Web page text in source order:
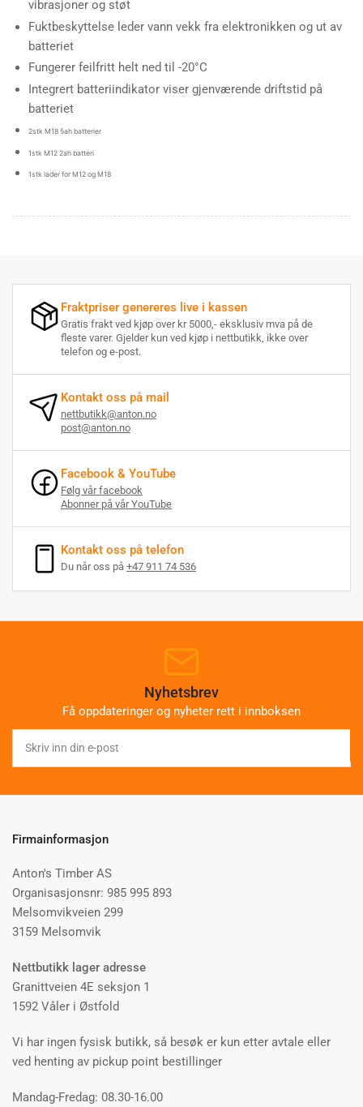
vibrasjoner og støt
Fuktbeskyttelse leder vann vekk fra elektronikken og ut av
batteriet
Fungerer feilfritt helt ned til -20°C
Integrert batteriindikator viser gjenværende driftstid på
batteriet
2stk M18 5ah batterier
1stk M12 2ah batteri
1stk lader for M12 og M18
Fraktpriser genereres live i kassen
Gratis frakt ved kjøp over kr 5000,- eksklusiv mva på de
fleste varer. Gjelder kun ved kjøp i nettbutikk, ikke over
telefon og e-post.
Kontakt oss på mail
nettbutikk@anton.no
post@anton.no
Facebook & YouTube
Følg vår facebook
Abonner på vår YouTube
Kontakt oss på telefon
Du når oss på +47 911 74 536
Nyhetsbrev
Få oppdateringer og nyheter rett i innboksen
inn
din
post
Firmainformasjon
Anton's Timber AS
Organisasjonsnr: 985 995 893
Melsomvikveien 299
3159 Melsomvik
Nettbutikk lager adresse
Granittveien 4E seksjon 1
1592 Våler i Østfold
Vi har ingen fysisk butikk, så besøk er kun etter avtale eller
ved henting av pickup point bestillinger
Mandag-Fredag: 08.30-16.00